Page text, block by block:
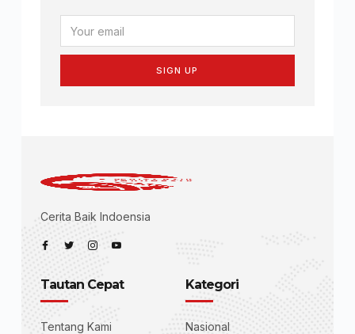
SIGN UP
Cerita Baik Indoensia
Tautan Cepat
Tentang Kami
Kategori
Nasional